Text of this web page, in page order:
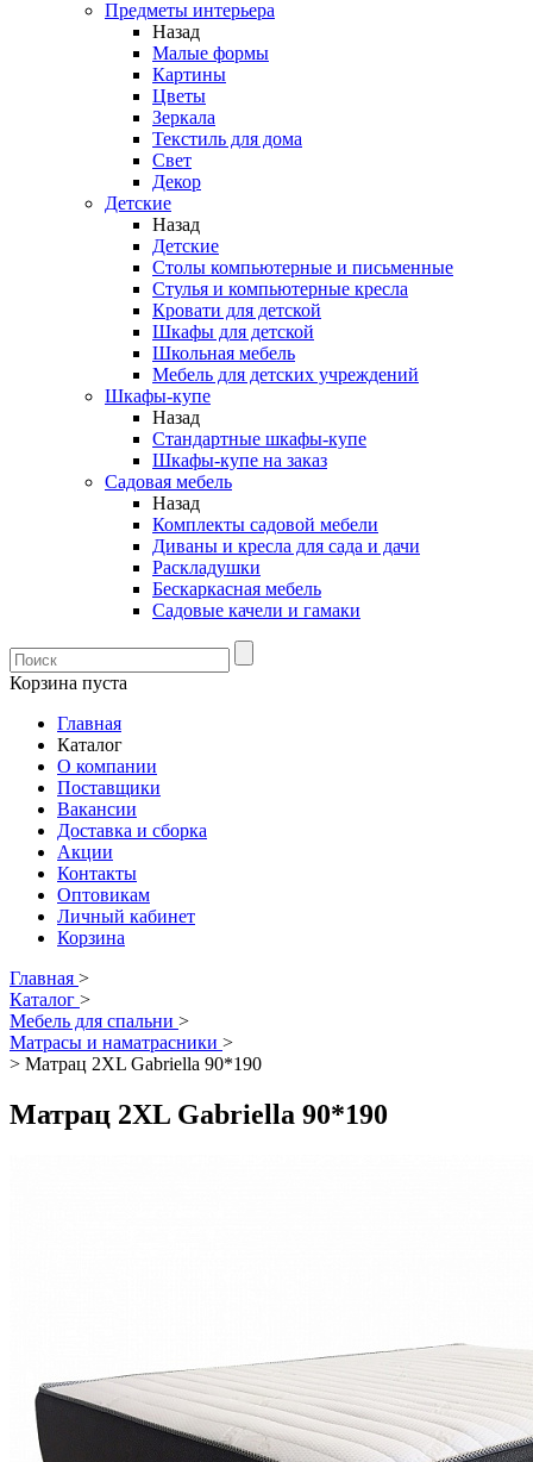
Предметы интерьера
Назад
Малые формы
Картины
Цветы
Зеркала
Текстиль для дома
Свет
Декор
Детские
Назад
Детские
Столы компьютерные и письменные
Стулья и компьютерные кресла
Кровати для детской
Шкафы для детской
Школьная мебель
Мебель для детских учреждений
Шкафы-купе
Назад
Стандартные шкафы-купе
Шкафы-купе на заказ
Садовая мебель
Назад
Комплекты садовой мебели
Диваны и кресла для сада и дачи
Раскладушки
Бескаркасная мебель
Садовые качели и гамаки
Корзина пуста
Главная
Каталог
О компании
Поставщики
Вакансии
Доставка и сборка
Акции
Контакты
Оптовикам
Личный кабинет
Корзина
Главная >
Каталог >
Мебель для спальни >
Матрасы и наматрасники >
> Матрац 2XL Gabriella 90*190
Матрац 2XL Gabriella 90*190